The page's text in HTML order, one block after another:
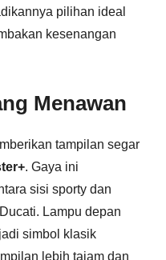
pilihan ideal
kesenangan
Menawan
tampilan segar
. Gaya ini
sisi sporty dan
Lampu depan
simbol klasik
lebih tajam dan